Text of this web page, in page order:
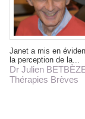
Janet a mis en
la perception de la...
Dr Julien
Thérapies Brèves